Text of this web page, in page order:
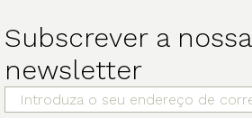
Subscrever a nossa
newsletter